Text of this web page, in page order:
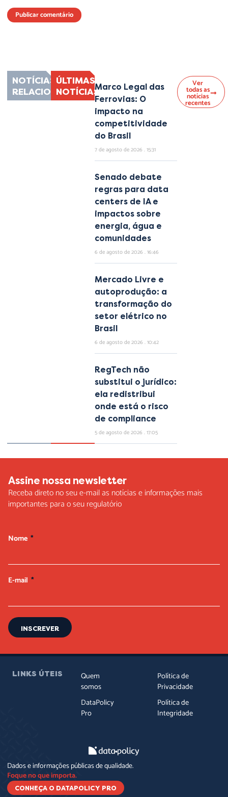
NOTÍCIAS
RELACIONADAS
ÚLTIMAS
NOTÍCIASMarco Legal das
Ferrovias: O
impacto na
competitividade
do Brasil
7 de agosto de 2026 15:31
Senado debate
regras para data
centers de IA e
impactos sobre
energia, água e
comunidades
6 de agosto de 2026 16:46
Mercado Livre e
autoprodução: a
transformação do
setor elétrico no
Brasil
6 de agosto de 2026 10:42
RegTech não
substitui o jurídico:
ela redistribui
onde está o risco
de compliance
5 de agosto de 2026 17:05
Ver
todas as
notícias
recentes
Assine nossa newsletter
Receba direto no seu e-mail as notícias e informações mais
importantes para o seu regulatório
Nome
E-mail
INSCREVER
LINKS ÚTEIS
Quem
somos
DataPolicy
Pro
Política de
Privacidade
Política de
Integridade
Dados e informações públicas de qualidade.
Foque no que importa.
CONHEÇA O DATAPOLICY PRO